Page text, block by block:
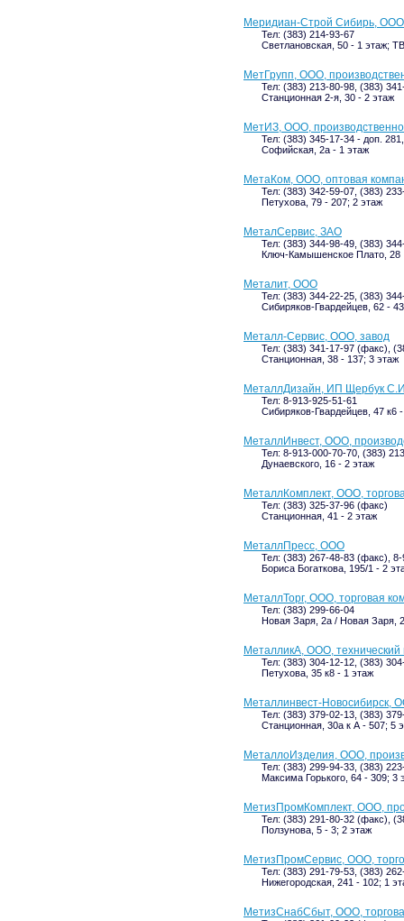
Меридиан-Строй Сибирь, ООО,
Тел: (383) 214-93-67
Светлановская, 50 - 1 этаж;
МетГрупп, ООО,
Тел: (383) 213-80-98, (383)
Станционная 2-я, 30 - 2 этаж
МетИЗ, ООО,
Тел: (383) 345-17-34 - доп.
Софийская, 2а - 1 этаж
МетаКом, ООО, оптовая
Тел: (383) 342-59-07, (383)
Петухова, 79 - 207; 2 этаж
МеталСервис, ЗАО
Тел: (383) 344-98-49, (383)
Ключ-Камышенское Плато, 28
Металит, ООО
Тел: (383) 344-22-25, (383)
Сибиряков-Гвардейцев, 62 -
Металл-Сервис, ООО, завод
Тел: (383) 341-17-97 (факс),
Станционная, 38 - 137; 3 этаж
МеталлДизайн, ИП Щербук
Тел: 8-913-925-51-61
Сибиряков-Гвардейцев, 47 к6
МеталлИнвест, ООО,
Тел: 8-913-000-70-70, (383)
Дунаевского, 16 - 2 этаж
МеталлКомплект, ООО,
Тел: (383) 325-37-96 (факс)
Станционная, 41 - 2 этаж
МеталлПресс, ООО
Тел: (383) 267-48-83 (факс),
Бориса Богаткова, 195/1 - 2
МеталлТорг, ООО, торговая
Тел: (383) 299-66-04
Новая Заря, 2а / Новая Заря,
МеталликА, ООО, технический
Тел: (383) 304-12-12, (383)
Петухова, 35 к8 - 1 этаж
Металлинвест-Новосибирск,
Тел: (383) 379-02-13, (383)
Станционная, 30а к А - 507; 5
МеталлоИзделия, ООО,
Тел: (383) 299-94-33, (383)
Максима Горького, 64 - 309; 3
МетизПромКомплект, ООО,
Тел: (383) 291-80-32 (факс),
Ползунова, 5 - 3; 2 этаж
МетизПромСервис, ООО,
Тел: (383) 291-79-53, (383)
Нижегородская, 241 - 102; 1
МетизСнабСбыт, ООО,